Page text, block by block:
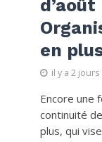
en
il y a 2 jours
Encore une
continuité
plus, qui